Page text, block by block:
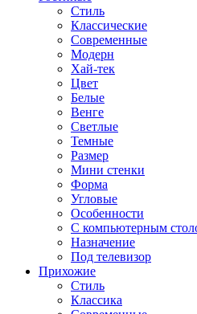
Стиль
Классические
Современные
Модерн
Хай-тек
Цвет
Белые
Венге
Светлые
Темные
Размер
Мини стенки
Форма
Угловые
Особенности
С компьютерным
Назначение
Под телевизор
Прихожие
Стиль
Классика